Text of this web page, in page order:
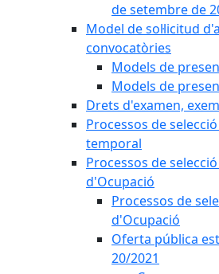
de setembre de
Model de sol·licitud
convocatòries
Models de
Models de
Drets d'examen,
Processos de
temporal
Processos de
d'Ocupació
Processos de
d'Ocupació
Oferta pública
20/2021